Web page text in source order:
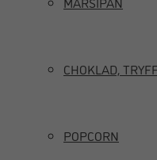
CHOKLAD,
POPCORN